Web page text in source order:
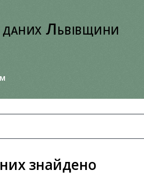
даних Львівщини
знайдено